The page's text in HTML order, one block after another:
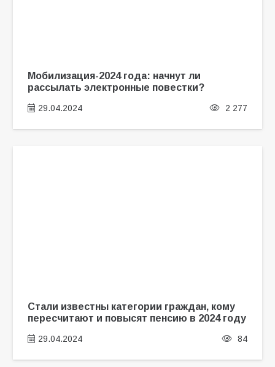
Мобилизация-2024 года: начнут ли
рассылать электронные повестки?
29.04.2024 2 277
Стали известны категории граждан, кому
пересчитают и повысят пенсию в 2024 году
29.04.2024 84